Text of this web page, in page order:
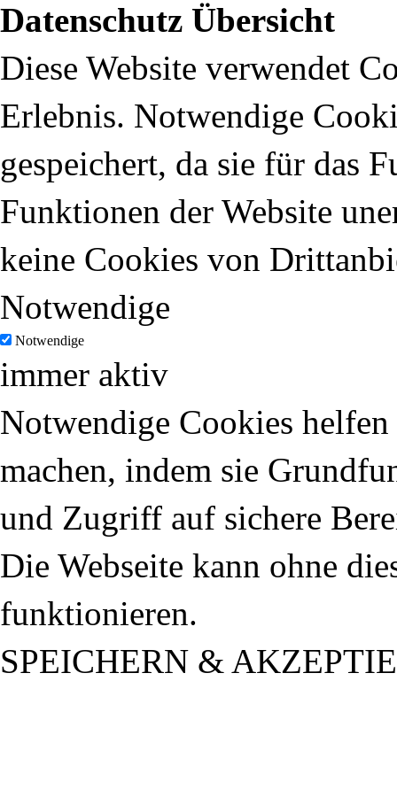
Datenschutz Übersicht
Diese Website verwendet
Erlebnis. Notwendige
gespeichert, da sie für das
Funktionen der Website
keine Cookies von
Notwendige
Notwendige
immer aktiv
Notwendige Cookies
machen, indem sie
und Zugriff auf sichere
Die Webseite kann ohne
funktionieren.
SPEICHERN &